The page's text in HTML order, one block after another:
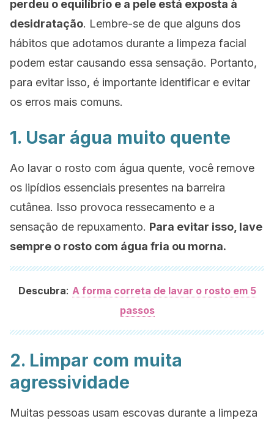
perdeu o equilíbrio e a pele está exposta à
desidratação. Lembre-se de que alguns dos
hábitos que adotamos durante a limpeza facial
podem estar causando essa sensação. Portanto,
para evitar isso, é importante identificar e evitar
os erros mais comuns.
1. Usar água muito quente
Ao lavar o rosto com água quente, você remove
os lipídios essenciais presentes na barreira
cutânea. Isso provoca ressecamento e a
sensação de repuxamento. Para evitar isso, lave
sempre o rosto com água fria ou morna.
Descubra: A forma correta de lavar o rosto em 5
passos
2. Limpar com muita
agressividade
Muitas pessoas usam escovas durante a limpeza